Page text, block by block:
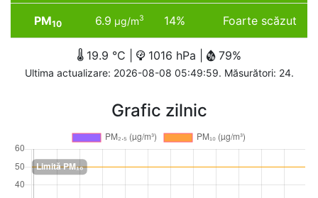
PM10 6.9 µg/m3 14% Foarte scăzut
19.9 °C | 1016 hPa | 79%
Ultima actualizare: 2026-08-08 05:49:59. Măsurători: 24.
Grafic zilnic